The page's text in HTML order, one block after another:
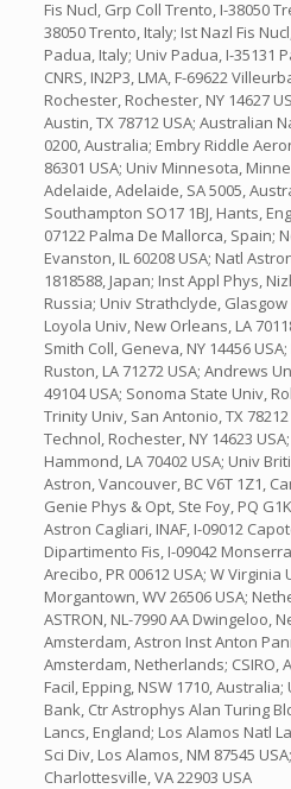
Fis Nucl, Grp Coll Trento, I-38050
38050 Trento, Italy; Ist Nazl Fis
Padua, Italy; Univ Padua, I-35131
CNRS, IN2P3, LMA, F-69622
Rochester, Rochester, NY 14627
Austin, TX 78712 USA; Australian
0200, Australia; Embry Riddle
86301 USA; Univ Minnesota,
Adelaide, Adelaide, SA 5005,
Southampton SO17 1BJ, Hants,
07122 Palma De Mallorca, Spain;
Evanston, IL 60208 USA; Natl
1818588, Japan; Inst Appl Phys,
Russia; Univ Strathclyde,
Loyola Univ, New Orleans, LA
Smith Coll, Geneva, NY 14456
Ruston, LA 71272 USA; Andrews
49104 USA; Sonoma State Univ,
Trinity Univ, San Antonio, TX
Technol, Rochester, NY 14623
Hammond, LA 70402 USA; Univ
Astron, Vancouver, BC V6T 1Z1,
Genie Phys & Opt, Ste Foy, PQ
Astron Cagliari, INAF, I-09012
Dipartimento Fis, I-09042
Arecibo, PR 00612 USA; W Virginia
Morgantown, WV 26506 USA;
ASTRON, NL-7990 AA Dwingeloo,
Amsterdam, Astron Inst Anton
Amsterdam, Netherlands; CSIRO,
Facil, Epping, NSW 1710,
Bank, Ctr Astrophys Alan Turing
Lancs, England; Los Alamos Natl
Sci Div, Los Alamos, NM 87545
Charlottesville, VA 22903 USA